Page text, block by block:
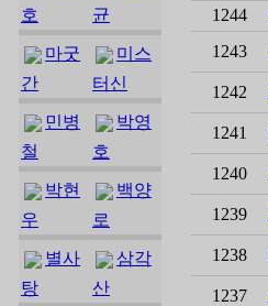
호
균
마굿
간
미스
터신
민병
철
박영
호
박현
우
백양
로
별사
탕
삼각
산
1244
1243
1242
1241
1240
1239
1238
1237